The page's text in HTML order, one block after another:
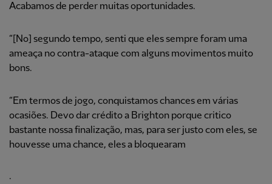
Acabamos de perder muitas oportunidades.
“[No] segundo tempo, senti que eles sempre foram uma
ameaça no contra-ataque com alguns movimentos muito
bons.
“Em termos de jogo, conquistamos chances em várias
ocasiões. Devo dar crédito a Brighton porque critico
bastante nossa finalização, mas, para ser justo com eles, se
houvesse uma chance, eles a bloquearam
.